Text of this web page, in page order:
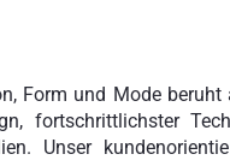
Form und Mode beruht
fortschrittlichster
Unser